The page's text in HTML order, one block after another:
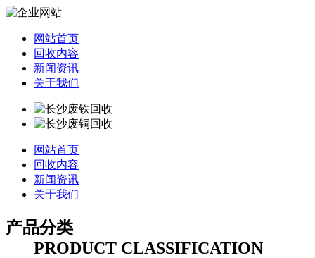
网站首页
回收内容
新闻资讯
关于我们
网站首页
回收内容
新闻资讯
关于我们
产品分类
PRODUCT CLASSIFICATION